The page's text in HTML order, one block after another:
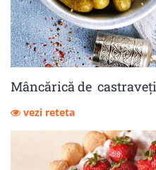
Mâncărică de
vezi reteta